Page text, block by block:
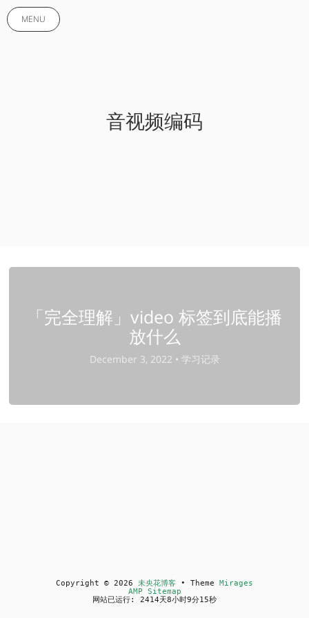
MENU
音视频编码
「完全理解」video 标签到底能播
放什么
December 3, 2022 • 学习记录
Copyright © 2026 未央花博客 • Theme Mirages
AMP Sitemap
网站已运行: 2414天8小时9分15秒